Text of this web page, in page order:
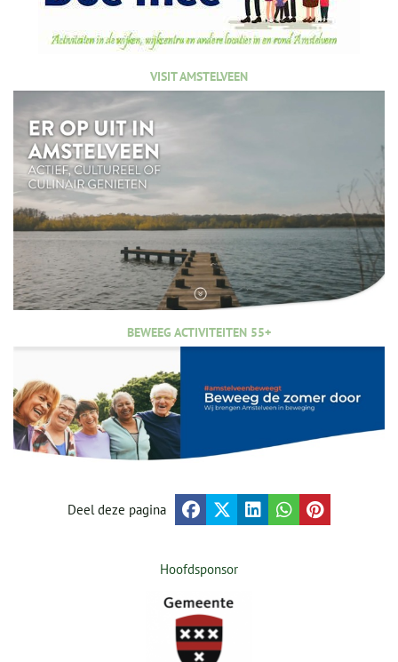
VISIT AMSTELVEEN
BEWEEG ACTIVITEITEN 55+
Deel deze pagina
Hoofdsponsor